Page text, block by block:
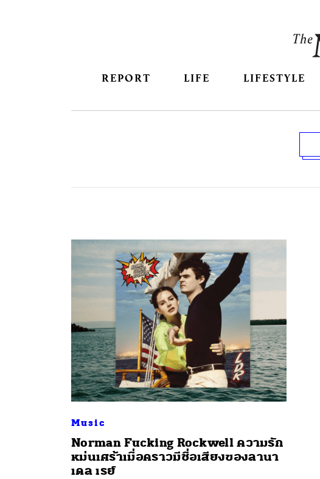
REPORT LIFE LIFESTYLE
Music
Norman Fucking Rockwell ความรัก
หม่นเศร้าเมื่อคราวมีชื่อเสียงของลานา
เดล เรย์
ค้นหา